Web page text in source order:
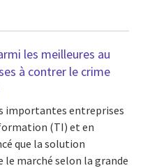
les meilleures au
à contrer le crime
importantes entreprises
(TI) et en
que la solution
le marché selon la grande